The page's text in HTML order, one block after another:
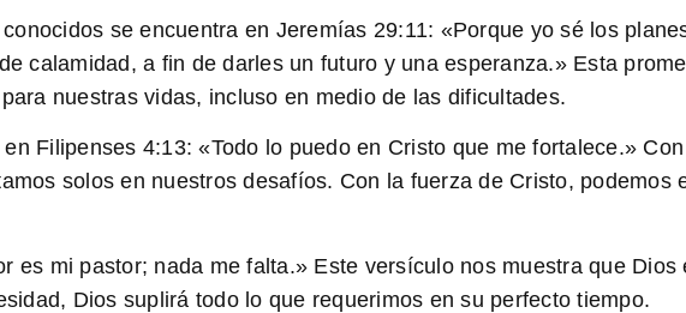
se encuentra en Jeremías 29:11: «Porque yo sé los
calamidad, a fin de darles un futuro y una esperanza.» Esta
nuestras vidas, incluso en medio de las dificultades.
Filipenses 4:13: «Todo lo puedo en Cristo que me fortalece.»
solos en nuestros desafíos. Con la fuerza de Cristo, podemos
es mi pastor; nada me falta.» Este versículo nos muestra que Dios
Dios suplirá todo lo que requerimos en su perfecto tiempo.